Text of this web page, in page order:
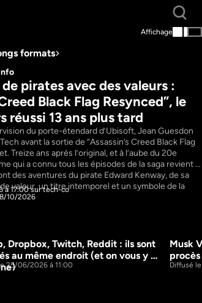
Affichage
formats
pirates avec des valeurs :
Black Flag Resynced”, le
réussi 13 ans plus tard
du porte-étendard d’Ubisoft, Jean Guesdon
avant la sortie de “Assassin’s Creed Black Flag
Treize ans après l’original, et à l’aube du 20e
qui a connu tous les épisodes de la saga revient
des aventures du pirate Edward Kenway, de sa
valeur, un titre intemporel et un symbole de la
à 17:00 sur tech-co
10/2026
16m
Dropbox, Twitch, Reddit : ils sont
au même endroit (et on vous y
25/06/2026 à 11:00
Musk
Diffusé